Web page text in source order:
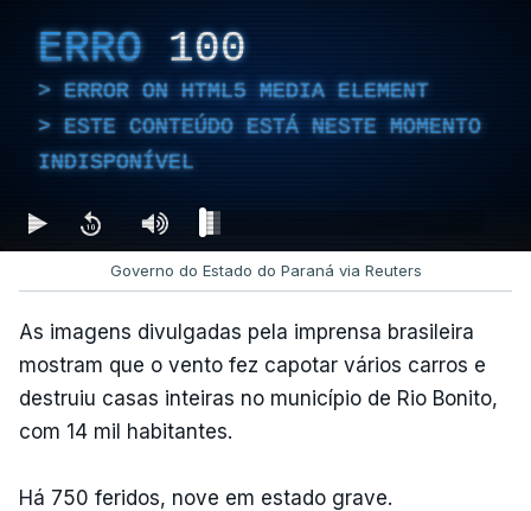
ERRO 100
ERROR ON HTML5 MEDIA ELEMENT
ESTE CONTEÚDO ESTÁ NESTE MOMENTO
INDISPONÍVEL
Governo do Estado do Paraná via Reuters
As imagens divulgadas pela imprensa brasileira
mostram que o vento fez capotar vários carros e
destruiu casas inteiras no município de Rio Bonito,
com 14 mil habitantes.
Há 750 feridos, nove em estado grave.